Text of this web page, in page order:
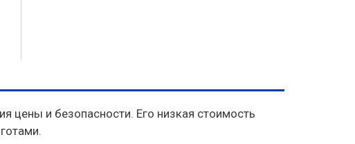
цены и безопасности. Его низкая стоимость